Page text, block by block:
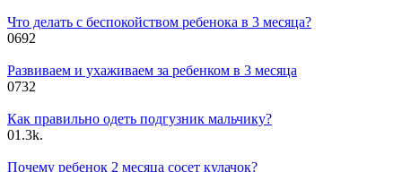
Что делать с беспокойством ребенока в 3 месяца?
0692
Развиваем и ухаживаем за ребенком в 3 месяца
0732
Как правильно одеть подгузник мальчику?
01.3k.
Почему ребенок 2 месяца сосет кулачок?